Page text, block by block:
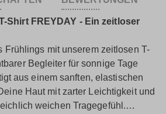
Shirt FREYDAY - Ein zeitloser
mit unserem zeitlosen T-
Begleiter für sonnige Tage
aus einem sanften, elastischen
Haut mit zarter Leichtigkeit und
weichen Tragegefühl.